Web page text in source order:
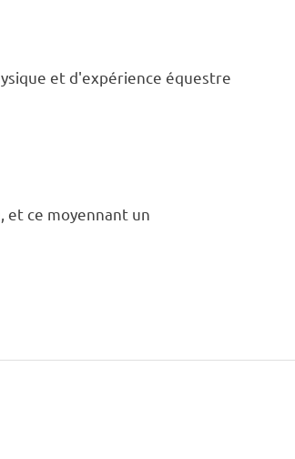
et d'expérience équestre
et ce moyennant un